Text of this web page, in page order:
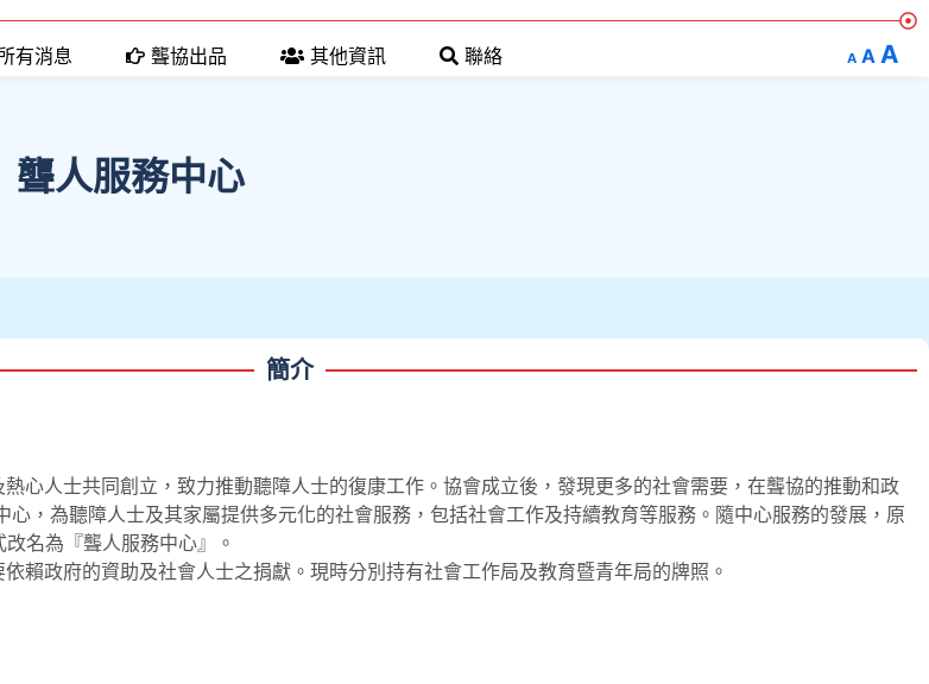
有消息 聾協出品 其他資訊 聯絡 A A A
聾人服務中心
簡介
心人士共同創立，致力推動聽障人士的復康工作。協會成立後，發現更多的社會需要，在聾協的推動和政
，為聽障人士及其家屬提供多元化的社會服務，包括社會工作及持續教育等服務。隨中心服務的發展，原
名為『聾人服務中心』。
賴政府的資助及社會人士之捐獻。現時分別持有社會工作局及教育暨青年局的牌照。